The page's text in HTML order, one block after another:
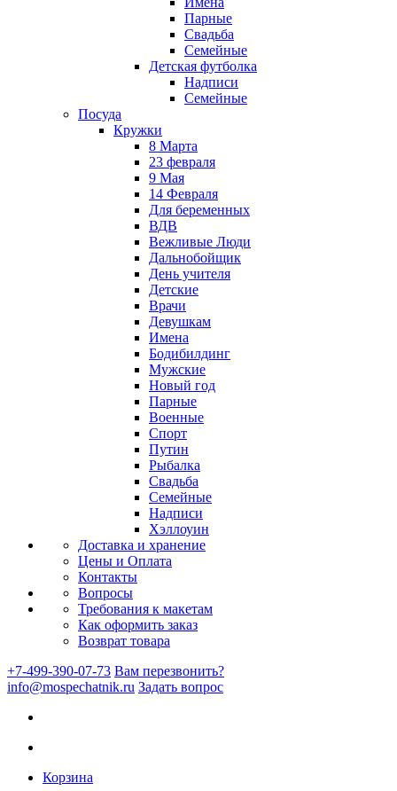
Парные
Свадьба
Семейные
Детская футболка
Надписи
Семейные
Посуда
Кружки
8 Марта
23 февраля
9 Мая
14 Февраля
Для беременных
ВДВ
Вежливые Люди
Дальнобойщик
День учителя
Детские
Врачи
Девушкам
Имена
Бодибилдинг
Мужские
Новый год
Парные
Военные
Спорт
Путин
Рыбалка
Свадьба
Семейные
Надписи
Хэллоуин
Доставка и хранение
Цены и Оплата
Контакты
Вопросы
Требования к макетам
Как оформить заказ
Возврат товара
+7-499-390-07-73 Вам перезвонить?
info@mospechatnik.ru Задать вопрос
Корзина